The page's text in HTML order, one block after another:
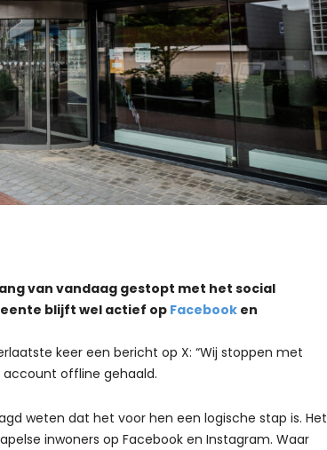
van vandaag gestopt met het social
blijft wel actief op Facebook en
keer een bericht op X: “Wij stoppen met
offline gehaald.
weten dat het voor hen een logische stap is. Het
inwoners op Facebook en Instagram. Waar